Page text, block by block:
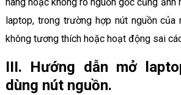
laptop, trong trường hợp nút nguồn của
không tương thích hoặc hoạt động sai
III. Hướng dẫn mở
dùng nút nguồn.